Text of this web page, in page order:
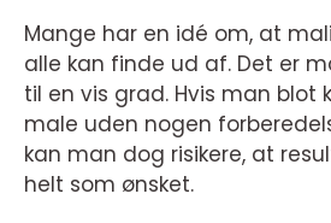
Mange har en idé om, at
alle kan finde ud af. Det er
til en vis grad. Hvis man blot
male uden nogen
kan man dog risikere, at
helt som ønsket.